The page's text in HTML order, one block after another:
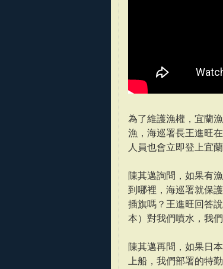
為了維護漁權，宜蘭
漁，海巡署長王進旺
人員也會立即登上宜
陳其邁詢問，如果有
到哪裡，海巡署就保
插旗嗎？王進旺回答
本）對我們噴水，我
陳其邁再問，如果日
上船，我們部署的特